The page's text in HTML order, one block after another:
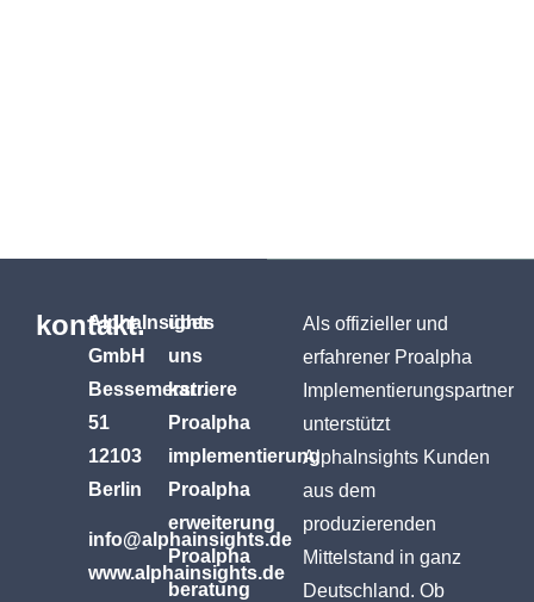
kontakt.
AlphaInsights
GmbH
Bessemerstr.
51
12103
Berlin
info@alphainsights.de
www.alphainsights.de
über
uns
karriere
Proalpha
implementierung
Proalpha
erweiterung
Proalpha
beratung
Als offizieller und
erfahrener Proalpha
Implementierungspartner
unterstützt
AlphaInsights Kunden
aus dem
produzierenden
Mittelstand in ganz
Deutschland. Ob